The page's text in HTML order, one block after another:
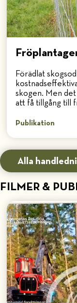
Förädlat
skogen. Men
att få tillgång till
Publikation
Alla
FILMER &